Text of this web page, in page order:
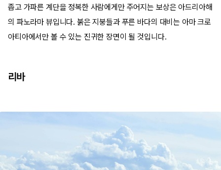
좁고 가파른 계단을 정복한 사람에게만 주어지는 보상은 아드리아해
의 파노라마 뷰입니다. 붉은 지붕들과 푸른 바다의 대비는 아마 크로
아티아에서만 볼 수 있는 진귀한 장면이 될 것입니다.
리바